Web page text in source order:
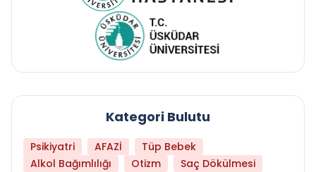
Kategori Bulutu
Psikiyatri AFAZİ
Tüp Bebek
Alkol Bağımlılığı
Otizm
Saç Dökülmesi